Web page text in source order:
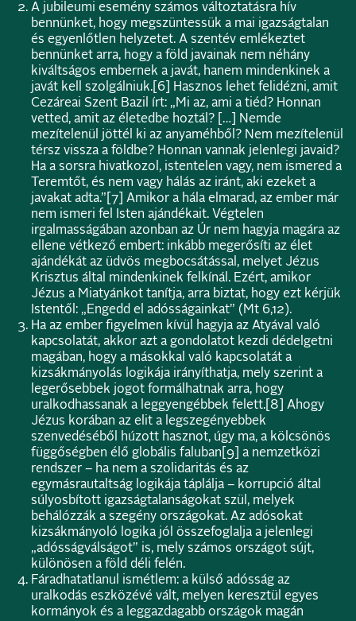
A jubileumi esemény számos változtatásra hív
bennünket, hogy megszüntessük a mai igazságtalan
és egyenlőtlen helyzetet. A szentév emlékeztet
bennünket arra, hogy a föld javainak nem néhány
kiváltságos embernek a javát, hanem mindenkinek a
javát kell szolgálniuk. [6]
Hasznos lehet felidézni, amit
Cezáreai Szent Bazil írt: „Mi az, ami a tiéd? Honnan
vetted, amit az életedbe hoztál? […] Nemde
mezítelenül jöttél ki az anyaméhből? Nem mezítelenül
térsz vissza a földbe? Honnan vannak jelenlegi javaid?
Ha a sorsra hivatkozol, istentelen vagy, nem ismered a
Teremtőt, és nem vagy hálás az iránt, aki ezeket a
javakat adta.” [7]
Amikor a hála elmarad, az ember már
nem ismeri fel Isten ajándékait. Végtelen
irgalmasságában azonban az Úr nem hagyja magára az
ellene vétkező embert: inkább megerősíti az élet
ajándékát az üdvös megbocsátással, melyet Jézus
Krisztus által mindenkinek felkínál. Ezért, amikor
Jézus a Miatyánkot tanítja, arra biztat, hogy ezt kérjük
Istentől: „Engedd el adósságainkat” (Mt 6,12).
Ha az ember figyelmen kívül hagyja az Atyával való
kapcsolatát, akkor azt a gondolatot kezdi dédelgetni
magában, hogy a másokkal való kapcsolatát a
kizsákmányolás logikája irányíthatja, mely szerint a
legerősebbek jogot formálhatnak arra, hogy
uralkodhassanak a leggyengébbek felett. [8]
Ahogy
Jézus korában az elit a legszegényebbek
szenvedéséből húzott hasznot, úgy ma, a kölcsönös
függőségben élő globális faluban [9]
a nemzetközi
rendszer – ha nem a szolidaritás és az
egymásrautaltság logikája táplálja – korrupció által
súlyosbított igazságtalanságokat szül, melyek
behálózzák a szegény országokat. Az adósokat
kizsákmányoló logika jól összefoglalja a jelenlegi
„adósságválságot” is, mely számos országot sújt,
különösen a föld déli felén.
Fáradhatatlanul ismétlem: a külső adósság az
uralkodás eszközévé vált, melyen keresztül egyes
kormányok és a leggazdagabb országok magán